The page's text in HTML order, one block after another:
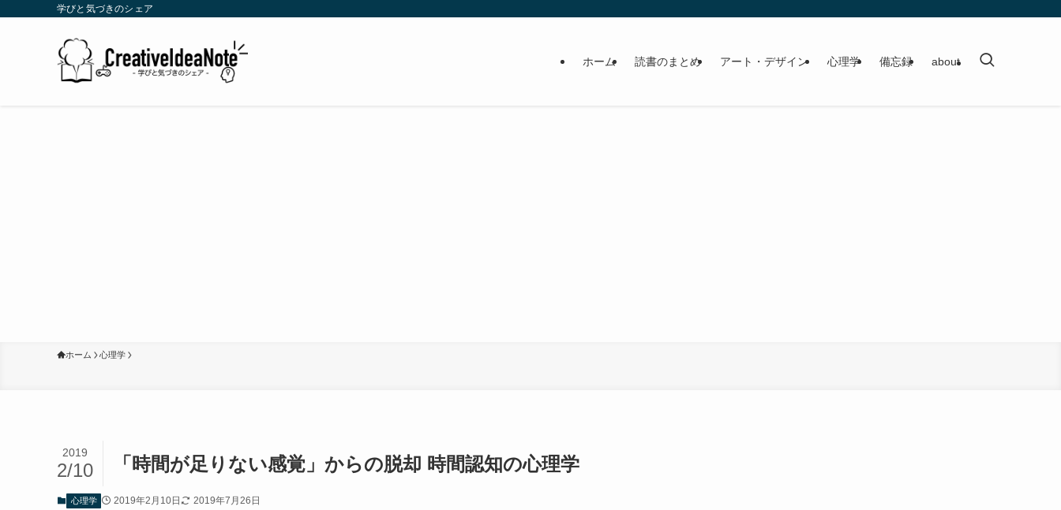
学びと気づきのシェア
ホーム 読書のまとめ アート・デザイン 心理学 備忘録 about
ホーム 心理学
「時間が足りない感覚」からの脱却 時間認知の心理学
2019
2/10
心理学 2019年2月10日 2019年7月26日